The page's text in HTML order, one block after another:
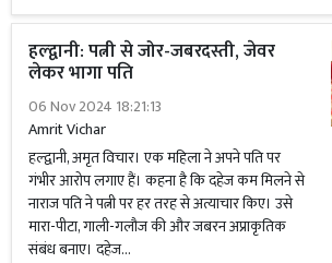
हल्द्वानी: पत्नी से जोर-जबरदस्ती, जेवर
लेकर भागा पति
06 Nov 2024 18:21:13
Amrit Vichar
हल्द्वानी, अमृत विचार। एक महिला ने अपने पति पर
गंभीर आरोप लगाए हैं। कहना है कि दहेज कम मिलने से
नाराज पति ने पत्नी पर हर तरह से अत्याचार किए। उसे
मारा-पीटा, गाली-गलौज की और जबरन अप्राकृतिक
संबंध बनाए। दहेज...